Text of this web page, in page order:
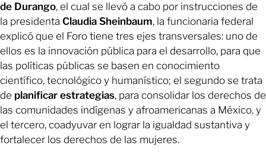
de Durango, el cual se llevó a cabo por instrucciones de
la presidenta Claudia Sheinbaum, la funcionaria federal
explicó que el Foro tiene tres ejes transversales: uno de
ellos es la innovación pública para el desarrollo, para que
las políticas públicas se basen en conocimiento
científico, tecnológico y humanístico; el segundo se trata
de planificar estrategias, para consolidar los derechos de
las comunidades indígenas y afroamericanas a México, y
el tercero, coadyuvar en lograr la igualdad sustantiva y
fortalecer los derechos de las mujeres.